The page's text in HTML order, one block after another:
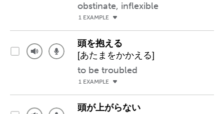
obstinate, inflexible
1 EXAMPLE
頭を抱える
[あたまをかかえる]
to be troubled
1 EXAMPLE
頭が上がらない